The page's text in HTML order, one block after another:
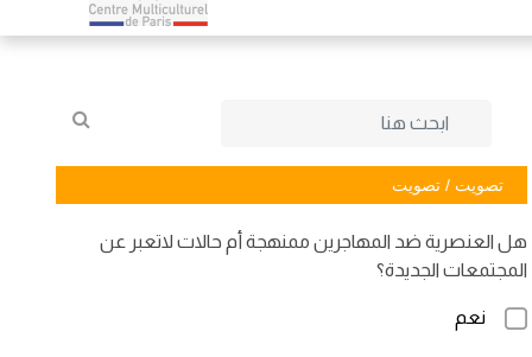
تصويت / تصويت
هل العنصرية ضد المهاجرين ممنهجة أم حالات لاتعبر عن
المجتمعات الجديدة؟
نعم